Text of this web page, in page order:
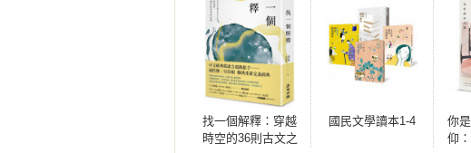
案，自己不見得都說得清楚，問了只是徒增
就像有人喜歡問，為什麼寫散文，為什麼
我只能微笑著不說話。有一些不太懂分寸的
意見，並且以揣測別人的生活為樂。跟這樣
心思再次繞路遠走。
找一個解釋：穿越
時空的36則古文之
國民文學讀本1-4
你
仰